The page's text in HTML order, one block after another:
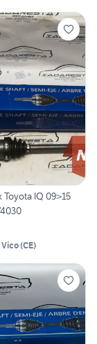
IQ 09>15
Vico(CE)